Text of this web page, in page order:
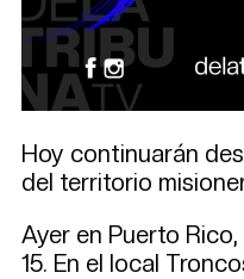
Hoy continuarán
del territorio
Ayer en Puerto
15. En el local